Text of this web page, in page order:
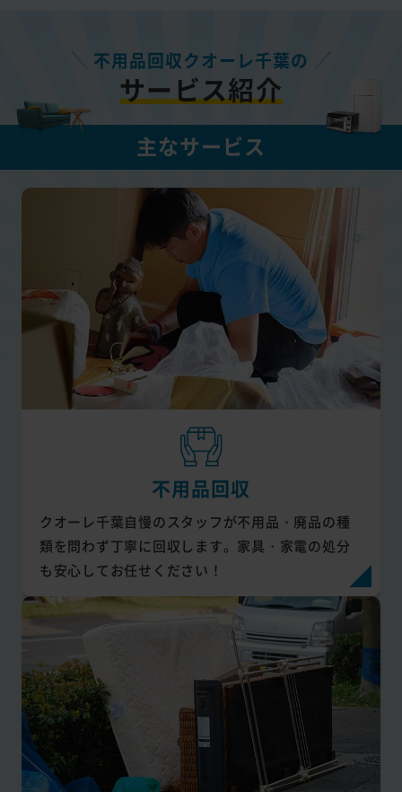
不用品回収クオーレ千葉の
サービス紹介
主なサービス
不用品回収
クオーレ千葉自慢のスタッフが不用品・廃品の種
類を問わず丁寧に回収します。家具・家電の処分
も安心してお任せください！